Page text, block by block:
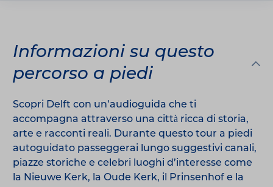
Informazioni su questo
percorso a piedi
Scopri Delft con un’audioguida che ti
accompagna attraverso una città ricca di storia,
arte e racconti reali. Durante questo tour a piedi
autoguidato passeggerai lungo suggestivi canali,
piazze storiche e celebri luoghi d’interesse come
la Nieuwe Kerk, la Oude Kerk, il Prinsenhof e la